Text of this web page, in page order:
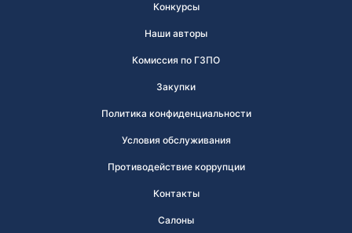
Конкурсы
Наши авторы
Комиссия по ГЗПО
Закупки
Политика конфиденциальности
Условия обслуживания
Противодействие коррупции
Контакты
Салоны